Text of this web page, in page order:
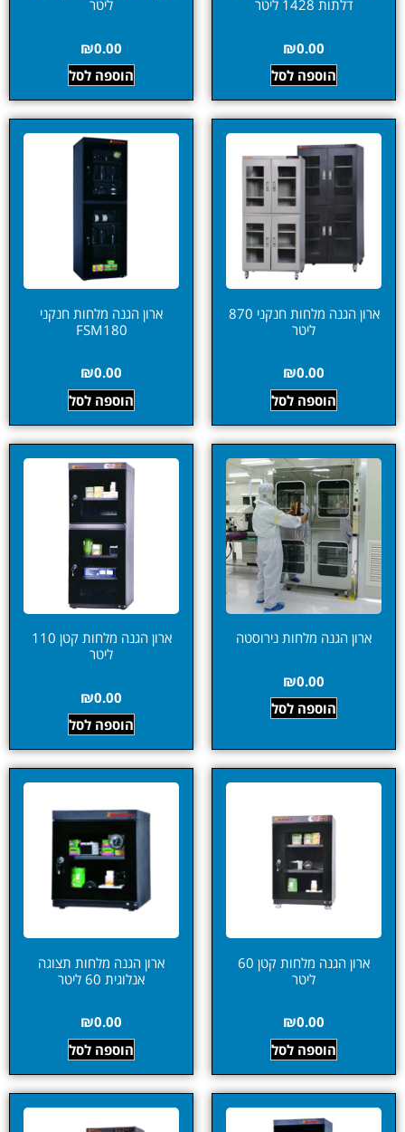
דלתות 1428 ליטר
₪0.00
הוספה לסל
ליטר
₪0.00
הוספה לסל
ארון הגנה מלחות חנקני 870
ליטר
₪0.00
הוספה לסל
ארון הגנה מלחות חנקני
FSM180
₪0.00
הוספה לסל
ארון הגנה מלחות נירוסטה
₪0.00
הוספה לסל
ארון הגנה מלחות קטן 110
ליטר
₪0.00
הוספה לסל
ארון הגנה מלחות קטן 60
ליטר
₪0.00
הוספה לסל
ארון הגנה מלחות תצוגה
אנלוגית 60 ליטר
₪0.00
הוספה לסל